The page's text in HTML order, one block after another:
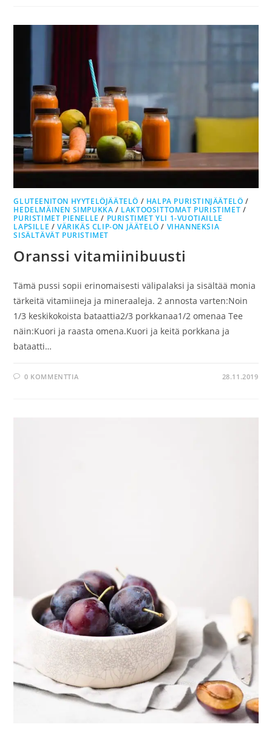
GLUTEENITON HYYTELÖJÄÄTELÖ / HALPA PURISTINJÄÄTELÖ /
HEDELMÄINEN SIMPUKKA / LAKTOOSITTOMAT PURISTIMET /
PURISTIMET PIENELLE / PURISTIMET YLI 1-VUOTIAILLE
LAPSILLE /VÄRIKÄS CLIP-ON JÄÄTELÖ / VIHANNEKSIA
SISÄLTÄVÄT PURISTIMET
Oranssi vitamiinibuusti
Tämä pussi sopii erinomaisesti välipalaksi ja sisältää monia
tärkeitä vitamiineja ja mineraaleja. 2 annosta varten:Noin
1/3 keskikokoista bataattia2/3 porkkanaa1/2 omenaa Tee
näin:Kuori ja raasta omena.Kuori ja keitä porkkana ja
bataatti…
0 KOMMENTTIA 28.11.2019